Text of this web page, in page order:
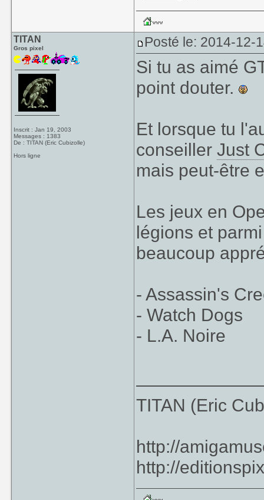
TITAN
Gros pixel
Inscrit : Jan 19, 2003
Messages : 1383
De : TITAN (Eric Cubizolle)
Hors ligne
Posté le: 2014-12-
Si tu as aimé
point douter.
Et lorsque tu
conseillerJust
mais peut-être
Les jeux en
légions et
beaucoup
- Assassin's
- Watch Dogs
- L.A. Noire
TITAN (Eric
http://
http://